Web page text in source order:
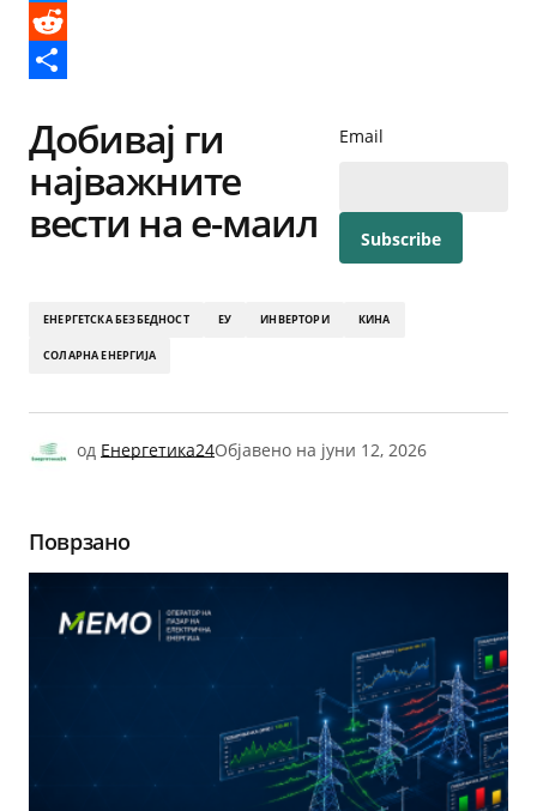
Messenger
Reddit
Добивај ги
најважните
вести на е-маил
Email
ЕНЕРГЕТСКА БЕЗБЕДНОСТ ЕУ ИНВЕРТОРИ КИНА
СОЛАРНА ЕНЕРГИЈА
од Енергетика24Објавено на јуни 12, 2026
Поврзано